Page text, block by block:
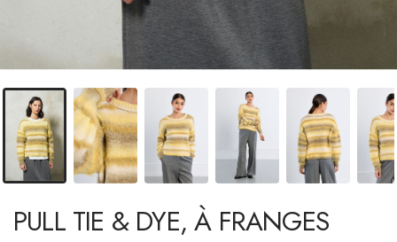
PULL TIE & DYE, À FRANGES